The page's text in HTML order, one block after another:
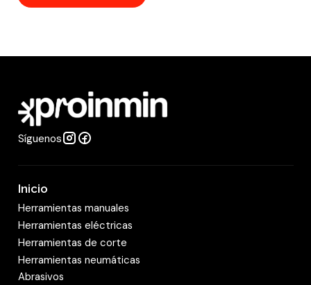
Síguenos
Inicio
Herramientas manuales
Herramientas eléctricas
Herramientas de corte
Herramientas neumáticas
Abrasivos